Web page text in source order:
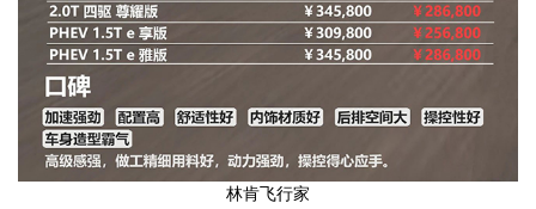
林肯飞行家